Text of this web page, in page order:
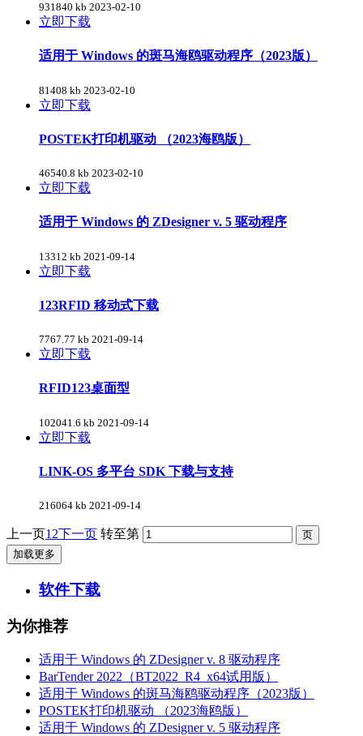
931840 kb 2023-02-10
立即下载
适用于 Windows 的斑马海鸥驱动程序（2023版）
81408 kb 2023-02-10
立即下载
POSTEK打印机驱动 （2023海鸥版）
46540.8 kb 2023-02-10
立即下载
适用于 Windows 的 ZDesigner v. 5 驱动程序
13312 kb 2021-09-14
立即下载
123RFID 移动式下载
7767.77 kb 2021-09-14
立即下载
RFID123桌面型
102041.6 kb 2021-09-14
立即下载
LINK-OS 多平台 SDK 下载与支持
216064 kb 2021-09-14
上一页1 2下一页 转至第
加载更多
软件下载
为你推荐
适用于 Windows 的 ZDesigner v. 8 驱动程序
BarTender 2022（BT2022_R4_x64试用版）
适用于 Windows 的斑马海鸥驱动程序（2023版）
POSTEK打印机驱动 （2023海鸥版）
适用于 Windows 的 ZDesigner v. 5 驱动程序